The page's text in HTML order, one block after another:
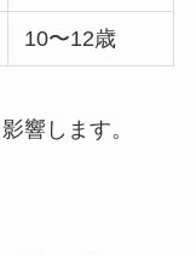
10〜12歳
響します。